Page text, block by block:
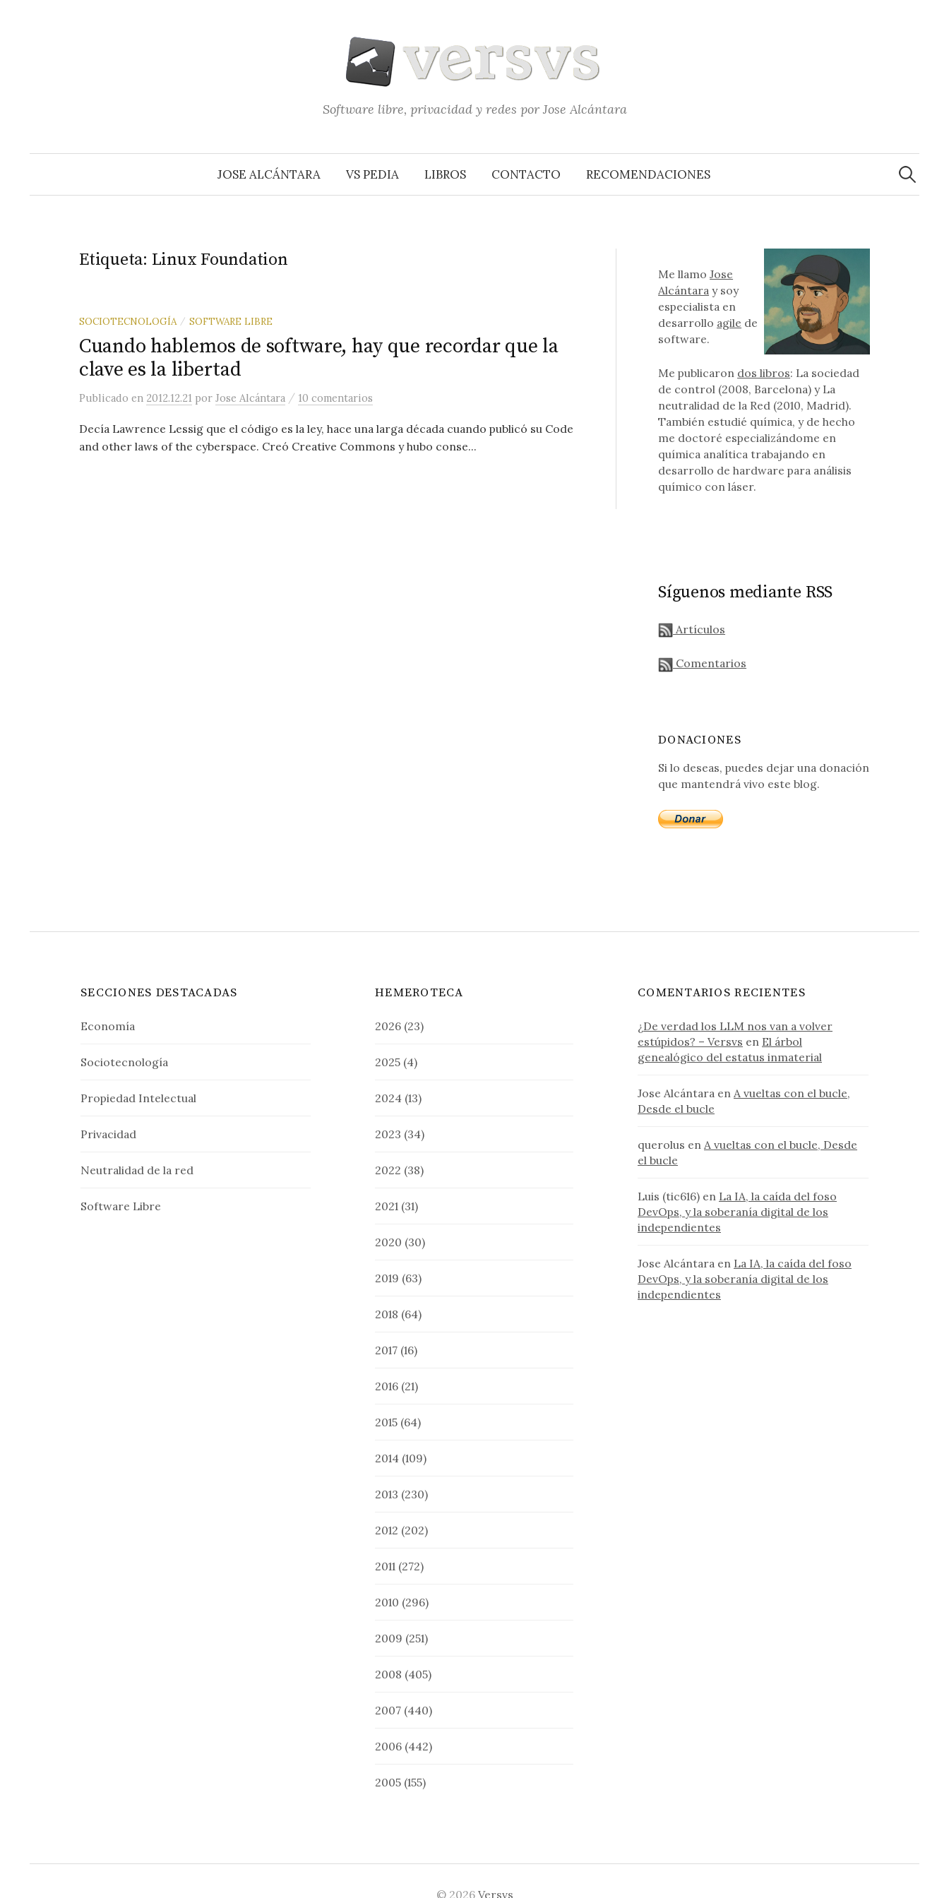
Software libre, privacidad y redes por Jose Alcántara
JOSE ALCÁNTARA VS PEDIA LIBROS CONTACTO RECOMENDACIONES
Buscar:
Etiqueta: Linux Foundation
SOCIOTECNOLOGÍA / SOFTWARE LIBRE
Cuando hablemos de software, hay que recordar que la
clave es la libertad
Publicado en 2012.12.21 por Jose Alcántara / 10 comentarios
Decía Lawrence Lessig que el código es la ley, hace una larga década cuando publicó su Code
and other laws of the cyberspace. Creó Creative Commons y hubo conse...
Me llamoJose
Alcántara y soy
especialista en
desarrollo agile de
software.
Me publicaron dos libros: La sociedad
de control (2008, Barcelona) y La
neutralidad de la Red (2010, Madrid).
También estudié química, y de hecho
me doctoré especializándome en
química analítica trabajando en
desarrollo de hardware para análisis
químico con láser.
Síguenos mediante RSS
Artículos
Comentarios
DONACIONES
Si lo deseas, puedes dejar una donación
que mantendrá vivo este blog.
SECCIONES DESTACADAS
Economía
Sociotecnología
Propiedad Intelectual
Privacidad
Neutralidad de la red
Software Libre
HEMEROTECA
2026 (23)
2025 (4)
2024 (13)
2023 (34)
2022 (38)
2021 (31)
2020 (30)
2019 (63)
2018 (64)
2017 (16)
2016 (21)
2015 (64)
2014 (109)
2013 (230)
2012 (202)
2011 (272)
2010 (296)
2009 (251)
2008 (405)
2007 (440)
2006 (442)
2005 (155)
COMENTARIOS RECIENTES
¿De verdad los LLM nos van a volver
estúpidos? – Versvs en El árbol
genealógico del estatus inmaterial
Jose Alcántara en A vueltas con el bucle,
Desde el bucle
querolus en A vueltas con el bucle, Desde
el bucle
Luis (tic616) en La IA, la caída del foso
DevOps, y la soberanía digital de los
independientes
Jose Alcántara en La IA, la caída del foso
DevOps, y la soberanía digital de los
independientes
© 2026 Versvs